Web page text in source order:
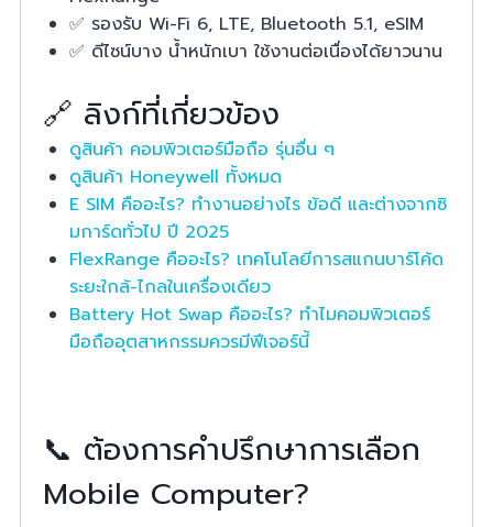
✅ รองรับ Wi-Fi 6, LTE, Bluetooth 5.1, eSIM
✅ ดีไซน์บาง น้ำหนักเบา ใช้งานต่อเนื่องได้ยาวนาน
🔗 ลิงก์ที่เกี่ยวข้อง
ดูสินค้า คอมพิวเตอร์มือถือ รุ่นอื่น ๆ
ดูสินค้า Honeywell ทั้งหมด
E SIM คืออะไร? ทำงานอย่างไร ข้อดี และต่างจากซิ
มการ์ดทั่วไป ปี 2025
FlexRange คืออะไร? เทคโนโลยีการสแกนบาร์โค้ด
ระยะใกล้-ไกลในเครื่องเดียว
Battery Hot Swap คืออะไร? ทำไมคอมพิวเตอร์
มือถืออุตสาหกรรมควรมีฟีเจอร์นี้
📞 ต้องการคำปรึกษาการเลือก
Mobile Computer?